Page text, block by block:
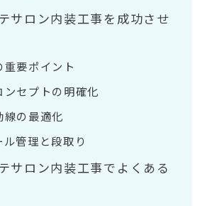
サロン内装工事を成功させ
要ポイント
ンセプトの明確化
線の最適化
ル管理と段取り
サロン内装工事でよくある